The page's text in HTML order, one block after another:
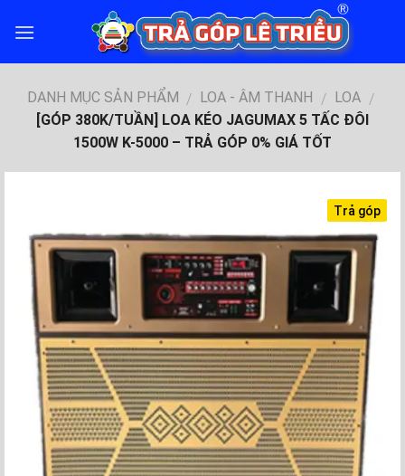
DANH MỤC SẢN PHẨM / LOA - ÂM THANH / LOA /
[GÓP 380K/TUẦN] LOA KÉO JAGUMAX 5 TẤC ĐÔI
1500W K-5000 – TRẢ GÓP 0% GIÁ TỐT
Trả góp